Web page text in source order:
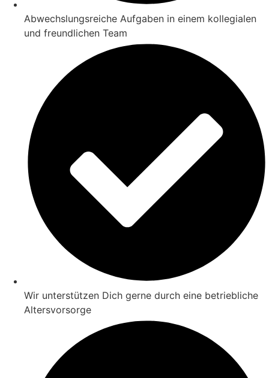
Abwechslungsreiche Aufgaben in einem kollegialen
und freundlichen Team
Wir unterstützen Dich gerne durch eine betriebliche
Altersvorsorge